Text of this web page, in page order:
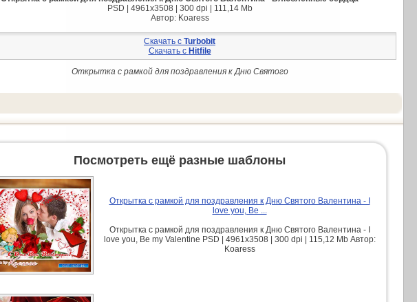
PSD | 4961x3508 | 300 dpi | 111,14 Mb
Автор: Koaress
Скачать с Turbobit
Скачать с Hitfile
Открытка с рамкой для поздравления к Дню Святого
Посмотреть ещё разные шаблоны
Открытка с рамкой для поздравления к Дню Святого Валентина - I
love you, Be ...
Открытка с рамкой для поздравления к Дню Святого Валентина - I
love you, Be my Valentine PSD | 4961x3508 | 300 dpi | 115,12 Mb Автор:
Koaress